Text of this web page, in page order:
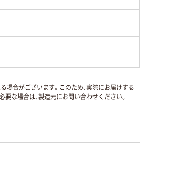
場合がございます。このため、実際にお届けする
な場合は、製造元にお問い合わせください。